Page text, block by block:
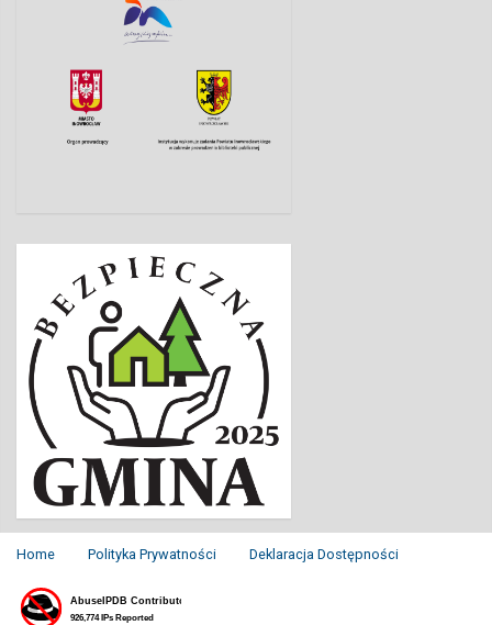
Home Polityka Prywatności Deklaracja Dostępności